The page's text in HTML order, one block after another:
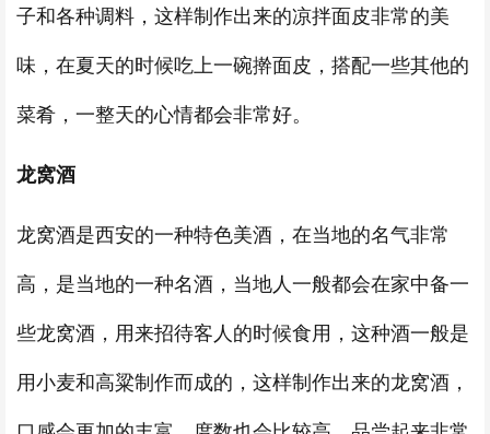
子和各种调料，这样制作出来的凉拌面皮非常的美
味，在夏天的时候吃上一碗擀面皮，搭配一些其他的
菜肴，一整天的心情都会非常好。
龙窝酒
龙窝酒是西安的一种特色美酒，在当地的名气非常
高，是当地的一种名酒，当地人一般都会在家中备一
些龙窝酒，用来招待客人的时候食用，这种酒一般是
用小麦和高粱制作而成的，这样制作出来的龙窝酒，